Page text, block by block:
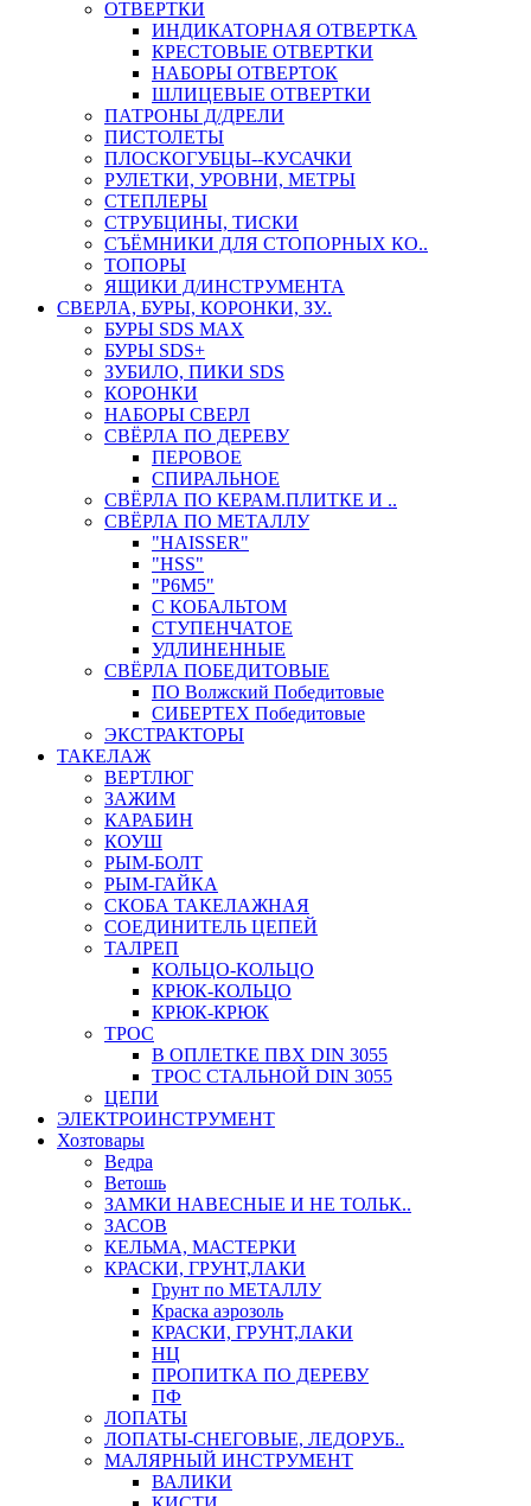
ОТВЕРТКИ
ИНДИКАТОРНАЯ ОТВЕРТКА
КРЕСТОВЫЕ ОТВЕРТКИ
НАБОРЫ ОТВЕРТОК
ШЛИЦЕВЫЕ ОТВЕРТКИ
ПАТРОНЫ Д/ДРЕЛИ
ПИСТОЛЕТЫ
ПЛОСКОГУБЦЫ--КУСАЧКИ
РУЛЕТКИ, УРОВНИ, МЕТРЫ
СТЕПЛЕРЫ
СТРУБЦИНЫ, ТИСКИ
СЪЁМНИКИ ДЛЯ СТОПОРНЫХ КО..
ТОПОРЫ
ЯЩИКИ Д/ИНСТРУМЕНТА
СВЕРЛА, БУРЫ, КОРОНКИ, ЗУ..
БУРЫ SDS MAX
БУРЫ SDS+
ЗУБИЛО, ПИКИ SDS
КОРОНКИ
НАБОРЫ СВЕРЛ
СВЁРЛА ПО ДЕРЕВУ
ПЕРОВОЕ
СПИРАЛЬНОЕ
СВЁРЛА ПО КЕРАМ.ПЛИТКЕ И ..
СВЁРЛА ПО МЕТАЛЛУ
"HAISSER"
"HSS"
"Р6М5"
С КОБАЛЬТОМ
СТУПЕНЧАТОЕ
УДЛИНЕННЫЕ
СВЁРЛА ПОБЕДИТОВЫЕ
ПО Волжский Победитовые
СИБЕРТЕХ Победитовые
ЭКСТРАКТОРЫ
ТАКЕЛАЖ
ВЕРТЛЮГ
ЗАЖИМ
КАРАБИН
КОУШ
РЫМ-БОЛТ
РЫМ-ГАЙКА
СКОБА ТАКЕЛАЖНАЯ
СОЕДИНИТЕЛЬ ЦЕПЕЙ
ТАЛРЕП
КОЛЬЦО-КОЛЬЦО
КРЮК-КОЛЬЦО
КРЮК-КРЮК
ТРОС
В ОПЛЕТКЕ ПВХ DIN 3055
ТРОС СТАЛЬНОЙ DIN 3055
ЦЕПИ
ЭЛЕКТРОИНСТРУМЕНТ
Хозтовары
Ведра
Ветошь
ЗАМКИ НАВЕСНЫЕ И НЕ ТОЛЬК..
ЗАСОВ
КЕЛЬМА, МАСТЕРКИ
КРАСКИ, ГРУНТ,ЛАКИ
Грунт по МЕТАЛЛУ
Краска аэрозоль
КРАСКИ, ГРУНТ,ЛАКИ
НЦ
ПРОПИТКА ПО ДЕРЕВУ
ПФ
ЛОПАТЫ
ЛОПАТЫ-СНЕГОВЫЕ, ЛЕДОРУБ..
МАЛЯРНЫЙ ИНСТРУМЕНТ
ВАЛИКИ